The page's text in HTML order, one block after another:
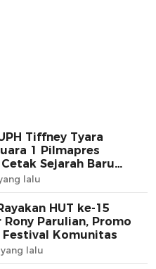
Tiffney Tyara
1 Pilmapres
Sejarah Baru
lalu
HUT ke-15
Rony Parulian, Promo
Festival Komunitas
lalu